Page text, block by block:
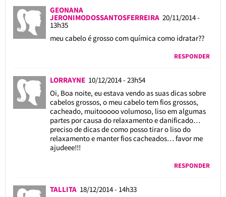
GEONANA
JERONIMODOSSANTOSFERREIRA 20/11/2014 -
13h35
meu cabelo é grosso com química como idratar??
RESPONDER
LORRAYNE 10/12/2014 - 23h54
Oi, Boa noite, eu estava vendo as suas dicas sobre
cabelos grossos, o meu cabelo tem fios grossos,
cacheado, muitooooo volumoso, liso em algumas
partes por causa do relaxamento e danificado…
preciso de dicas de como posso tirar o liso do
relaxamento e manter fios cacheados… favor me
ajudeee!!!
RESPONDER
TALLITA 18/12/2014 - 14h33